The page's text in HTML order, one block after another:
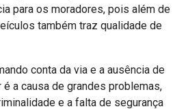
para os moradores, pois além de
também traz qualidade de
conta da via e a ausência de
a causa de grandes problemas,
e a falta de segurança